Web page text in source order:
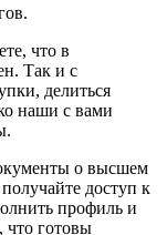
что в
Так и с
делиться
наши с вами
о высшем
доступ к
профиль и
что готовы